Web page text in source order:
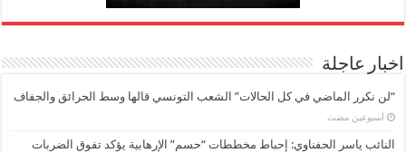
اخبار عاجلة
“لن نكرر الماضي في كل الحالات” الشعب التونسي قالها وسط الحرائق والجفاف
‏أسبوعين مضت
النائب ياسر الحفناوي: إحباط مخططات “حسم” الإرهابية يؤكد تفوق الضربات